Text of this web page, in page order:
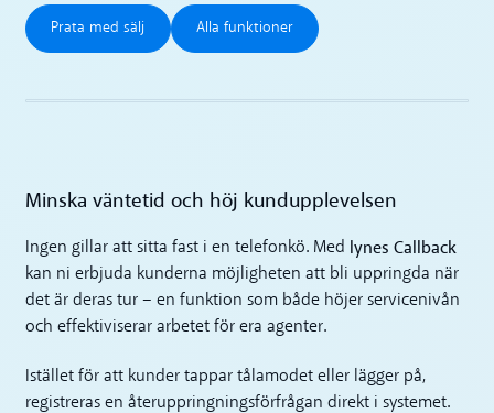
Prata med sälj
Prata med sälj
Alla funktioner
Alla funktioner
Minska väntetid och höj kundupplevelsen
Ingen gillar att sitta fast i en telefonkö. Med lynes Callback
kan ni erbjuda kunderna möjligheten att bli uppringda när
det är deras tur – en funktion som både höjer servicenivån
och effektiviserar arbetet för era agenter.
Istället för att kunder tappar tålamodet eller lägger på,
registreras en återuppringningsförfrågan direkt i systemet.